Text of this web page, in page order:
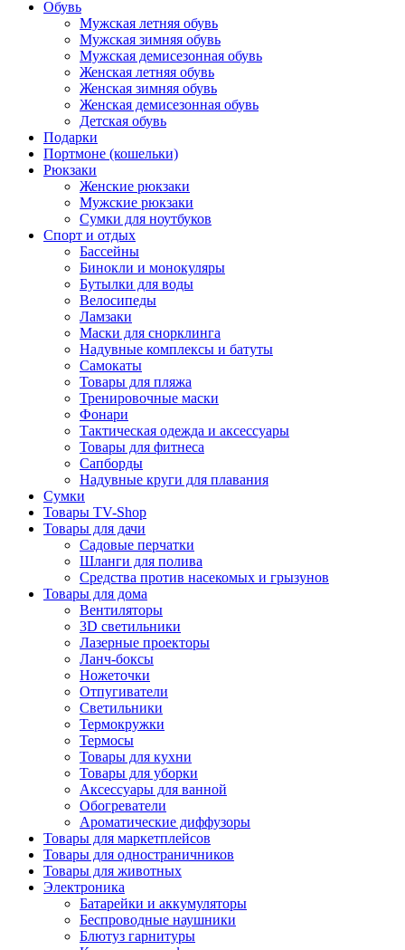
Обувь
Мужская летняя обувь
Мужская зимняя обувь
Мужская демисезонная обувь
Женская летняя обувь
Женская зимняя обувь
Женская демисезонная обувь
Детская обувь
Подарки
Портмоне (кошельки)
Рюкзаки
Женские рюкзаки
Мужские рюкзаки
Сумки для ноутбуков
Спорт и отдых
Бассейны
Бинокли и монокуляры
Бутылки для воды
Велосипеды
Ламзаки
Маски для снорклинга
Надувные комплексы и батуты
Самокаты
Товары для пляжа
Тренировочные маски
Фонари
Тактическая одежда и аксессуары
Товары для фитнеса
Сапборды
Надувные круги для плавания
Сумки
Товары TV-Shop
Товары для дачи
Садовые перчатки
Шланги для полива
Средства против насекомых и грызунов
Товары для дома
Вентиляторы
3D светильники
Лазерные проекторы
Ланч-боксы
Ножеточки
Отпугиватели
Светильники
Термокружки
Термосы
Товары для кухни
Товары для уборки
Аксессуары для ванной
Обогреватели
Ароматические диффузоры
Товары для маркетплейсов
Товары для одностраничников
Товары для животных
Электроника
Батарейки и аккумуляторы
Беспроводные наушники
Блютуз гарнитуры